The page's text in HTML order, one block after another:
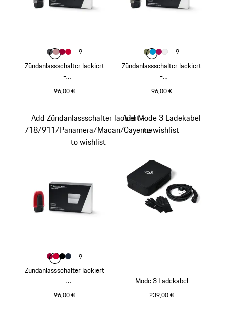
Zündanlassschalter lackiert
-
718/911/Panamera/Maca
n/Cayenne
96,00 €
Farbe
Farbemeteorgraumetallic
Farbe frozenberrymetallic
Farbekarminrot
Farbe
+9
Zündanlassschalter lackiert
-
718/911/Panamera/Maca
n/Cayenne
96,00 €
Farbe
Farbe
Farbe miamiblau
FarbeSternrubin Neo
Farbe
+9
Zündanlassschalter lackiert
-
718/911/Panamera/Maca
n/Cayenne
96,00 €
Add Zündanlassschalter lackiert -
718/911/Panamera/Macan/Cayenne
to wishlist
Farbe
Farbekarminrot
Farbe indischrot
Farbeschwarz
Farbe
+9
Mode 3 Ladekabel
239,00 €
Add Mode 3 Ladekabel
to wishlist